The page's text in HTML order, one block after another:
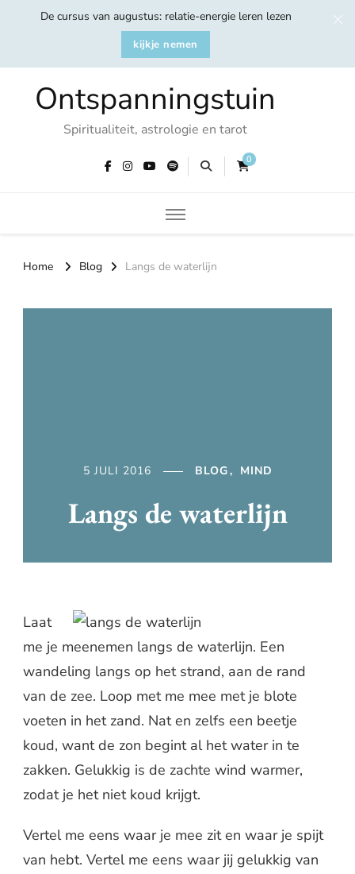
De cursus van augustus: relatie-energie leren lezen
kijkje nemen
Ontspanningstuin
Spiritualiteit, astrologie en tarot
0
Home Blog Langs de waterlijn
5 JULI 2016 BLOG MIND
Langs de waterlijn
Laat
me je meenemen langs de waterlijn. Een
wandeling langs op het strand, aan de rand
van de zee. Loop met me mee met je blote
voeten in het zand. Nat en zelfs een beetje
koud, want de zon begint al het water in te
zakken. Gelukkig is de zachte wind warmer,
zodat je het niet koud krijgt.
Vertel me eens waar je mee zit en waar je spijt
van hebt. Vertel me eens waar jij gelukkig van